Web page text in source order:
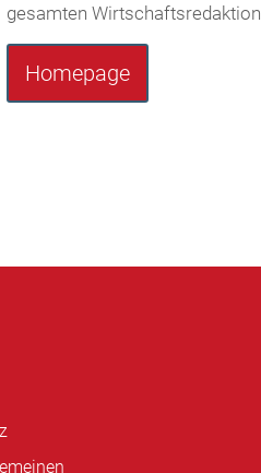
gesamten Wirtschaftsredaktion
Homepage